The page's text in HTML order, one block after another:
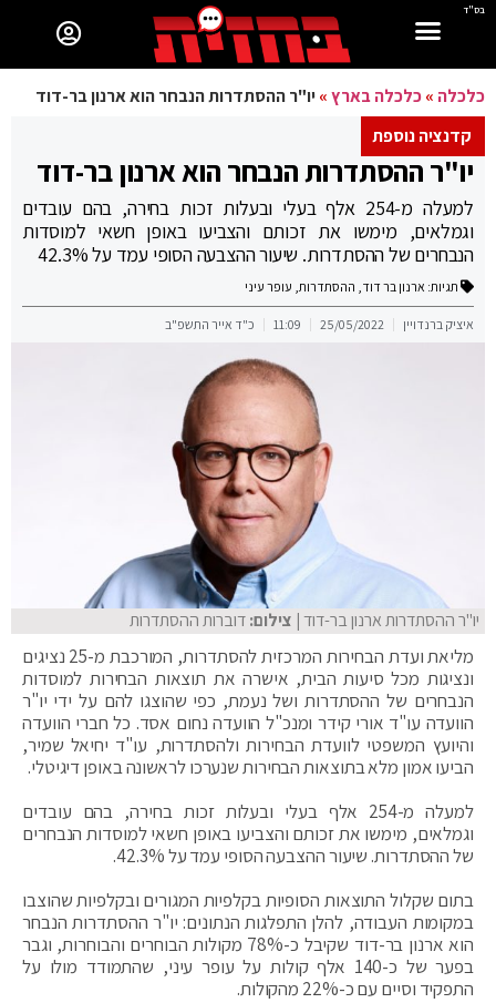
בס"ד
כלכלה »כלכלה בארץ»יו"ר ההסתדרות הנבחר הוא ארנון בר-דוד
קדנציה נוספת
יו"ר ההסתדרות הנבחר הוא ארנון בר-דוד
למעלה מ-254 אלף בעלי ובעלות זכות בחירה, בהם עובדים
וגמלאים, מימשו את זכותם והצביעו באופן חשאי למוסדות
הנבחרים של ההסתדרות. שיעור ההצבעה הסופי עמד על 42.3%
תגיות: ארנון בר דוד, ההסתדרות, עופר עיני
איציק ברנדויין 25/05/2022
11:09 כ"ד אייר התשפ"ב
יו"ר ההסתדרות ארנון בר-דוד| צילום:דוברות ההסתדרות
מליאת ועדת הבחירות המרכזית להסתדרות, המורכבת מ-25 נציגים
ונציגות מכל סיעות הבית, אישרה את תוצאות הבחירות למוסדות
הנבחרים של ההסתדרות ושל נעמת, כפי שהוצגו להם על ידי יו"ר
הוועדה עו"ד אורי קידר ומנכ"ל הוועדה נחום אסד. כל חברי הוועדה
והיועץ המשפטי לוועדת הבחירות ולהסתדרות, עו"ד יחיאל שמיר,
הביעו אמון מלא בתוצאות הבחירות שנערכו לראשונה באופן דיגיטלי.
למעלה מ-254 אלף בעלי ובעלות זכות בחירה, בהם עובדים
וגמלאים, מימשו את זכותם והצביעו באופן חשאי למוסדות הנבחרים
של ההסתדרות. שיעור ההצבעה הסופי עמד על 42.3%.
בתום שקלול התוצאות הסופיות בקלפיות המגורים ובקלפיות שהוצבו
במקומות העבודה, להלן התפלגות הנתונים: יו"ר ההסתדרות הנבחר
הוא ארנון בר-דוד שקיבל כ-78% מקולות הבוחרים והבוחרות, וגבר
בפער של כ-140 אלף קולות על עופר עיני, שהתמודד מולו על
התפקיד וסיים עם כ-22% מהקולות.